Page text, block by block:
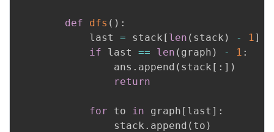
def dfs ( ) :
            last
= stack [ len ( stack ) - 1 ]
if last == len ( graph ) - 1 :
                ans
. append ( stack [ : ] )
return
for to in graph [ last ] :
                stack
. append ( to )